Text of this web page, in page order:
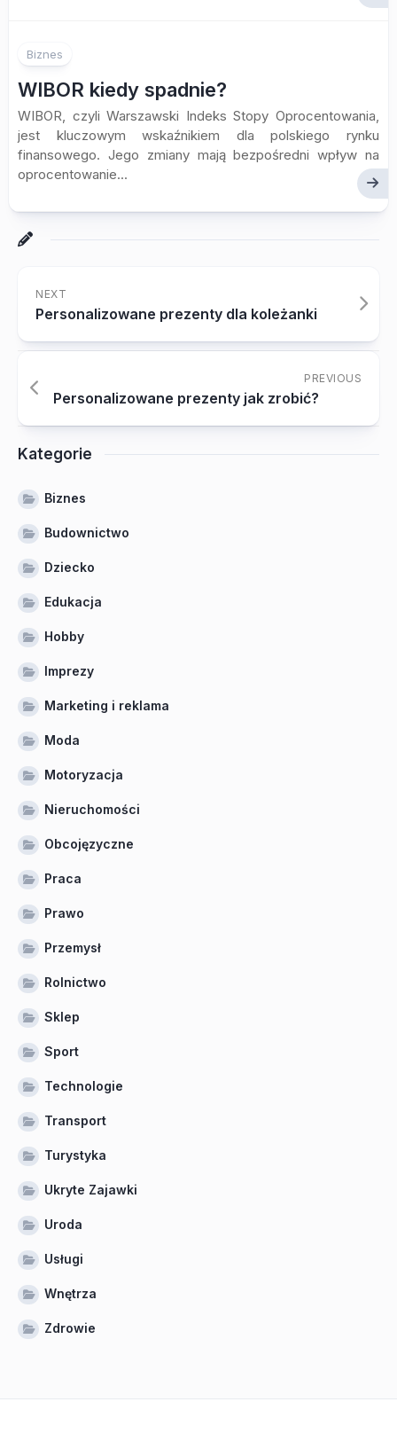
Biznes
WIBOR kiedy spadnie?
WIBOR, czyli Warszawski Indeks Stopy Oprocentowania,
jest kluczowym wskaźnikiem dla polskiego rynku
finansowego. Jego zmiany mają bezpośredni wpływ na
oprocentowanie...
NEXT
Personalizowane prezenty dla koleżanki
PREVIOUS
Personalizowane prezenty jak zrobić?
Kategorie
Biznes
Budownictwo
Dziecko
Edukacja
Hobby
Imprezy
Marketing i reklama
Moda
Motoryzacja
Nieruchomości
Obcojęzyczne
Praca
Prawo
Przemysł
Rolnictwo
Sklep
Sport
Technologie
Transport
Turystyka
Ukryte Zajawki
Uroda
Usługi
Wnętrza
Zdrowie